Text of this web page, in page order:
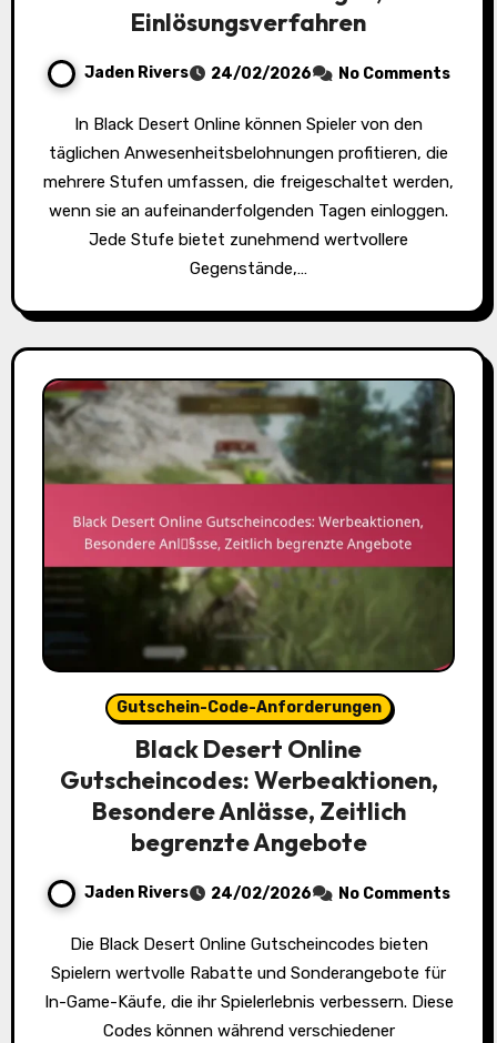
Einlösungsverfahren
Jaden Rivers 24/02/2026 No Comments
In Black Desert Online können Spieler von den
täglichen Anwesenheitsbelohnungen profitieren, die
mehrere Stufen umfassen, die freigeschaltet werden,
wenn sie an aufeinanderfolgenden Tagen einloggen.
Jede Stufe bietet zunehmend wertvollere
Gegenstände,…
Gutschein-Code-Anforderungen
Black Desert Online
Gutscheincodes: Werbeaktionen,
Besondere Anlässe, Zeitlich
begrenzte Angebote
Jaden Rivers 24/02/2026 No Comments
Die Black Desert Online Gutscheincodes bieten
Spielern wertvolle Rabatte und Sonderangebote für
In-Game-Käufe, die ihr Spielerlebnis verbessern. Diese
Codes können während verschiedener